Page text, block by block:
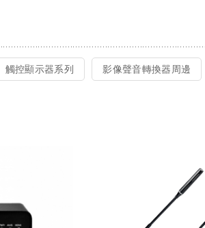
觸控顯示器系列 影像聲音轉換器周邊